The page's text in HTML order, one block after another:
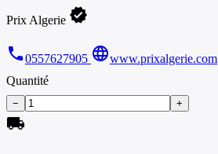
Prix Algerie verified
phone0557627905 languagewww.prixalgerie.com
Quantité
− +
local_shipping